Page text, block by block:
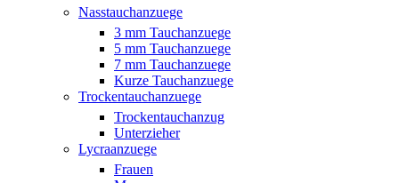
Nasstauchanzuege
3 mm Tauchanzuege
5 mm Tauchanzuege
7 mm Tauchanzuege
Kurze Tauchanzuege
Trockentauchanzuege
Trockentauchanzug
Unterzieher
Lycraanzuege
Frauen